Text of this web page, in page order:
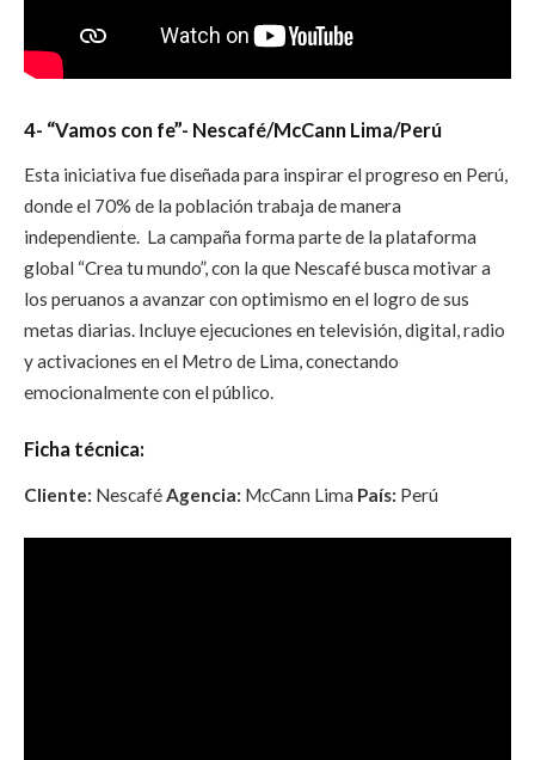
4- “Vamos con fe”- Nescafé/McCann Lima/Perú
Esta iniciativa fue diseñada para inspirar el progreso en Perú,
donde el 70% de la población trabaja de manera
independiente. La campaña forma parte de la plataforma
global “Crea tu mundo”, con la que Nescafé busca motivar a
los peruanos a avanzar con optimismo en el logro de sus
metas diarias. Incluye ejecuciones en televisión, digital, radio
y activaciones en el Metro de Lima, conectando
emocionalmente con el público.
Ficha técnica:
Cliente: NescaféAgencia: McCann Lima País: Perú